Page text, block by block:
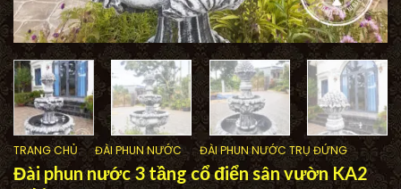
TRANG CHỦ / ĐÀI PHUN NƯỚC / ĐÀI PHUN NƯỚC TRỤ ĐỨNG
Đài phun nước 3 tầng cổ điển sân vườn KA2